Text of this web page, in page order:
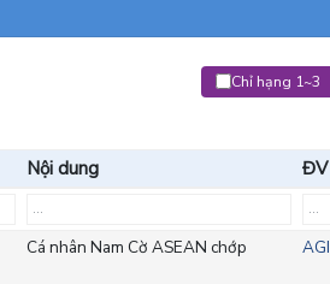
Chỉ hạng 1~3
Nội dung ĐV
Cá nhân Nam Cờ ASEAN chớp AGI